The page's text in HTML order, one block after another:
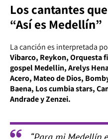
Los cantantes
“Así es Medellín”
La canción es interpretada
Vibarco, Reykon, Orquesta
gospel Medellin, Arelys
Acero, Mateo de Dios,
Baena, Los cumbia stars,
Andrade y Zenzei.